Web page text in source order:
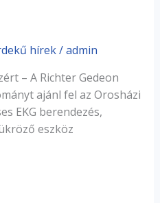
hírek/admin
– A Richter Gedeon
ajánl fel az Orosházi
EKG berendezés,
eszköz